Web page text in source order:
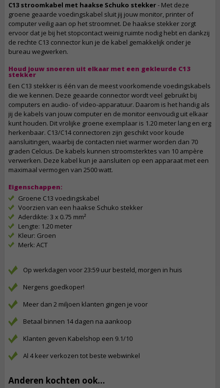
C13 stroomkabel met haakse Schuko stekker- Met deze
groene geaarde voedingskabel sluit jij jouw monitor, printer of
computer veilig aan op het stroomnet. De haakse stekker zorgt
ervoor dat je bij het stopcontact weinig ruimte nodig hebt en dankzij
de rechte C13 connector kun je de kabel gemakkelijk onder je
bureau wegwerken.
Houd jouw snoeren uit elkaar met een gekleurde C13
stekker
Een C13 stekker is één van de meest voorkomende voedingskabels
die we kennen. Deze geaarde connector wordt veel gebruikt bij
computers en audio- of video-apparatuur. Daarom is het handig als
jij de kabels van jouw computer en de monitor eenvoudig uit elkaar
kunt houden. Dit vrolijke groene exemplaar is 1.20 meter lang en erg
herkenbaar. C13/C14 connectoren zijn geschikt voor koude
aansluitingen, waarbij de contacten niet warmer worden dan 70
graden Celcius. De kabels kunnen stroomsterktes van 10 ampère
verwerken. Deze kabel kun je aansluiten op een apparaat met een
maximaal vermogen van 2500 watt.
Eigenschappen:
Groene C13 voedingskabel
Voorzien van een haakse Schuko stekker
Aderdikte: 3 x 0.75 mm²
Lengte: 1.20 meter
Kleur: Groen
Merk: ACT
Op werkdagen voor 23:59 uur besteld, morgen in huis
Nergens goedkoper!
Meer dan 2 miljoen klanten gingen je voor
Betaal binnen 14 dagen na aankoop
Klanten geven Kabelshop een 9.1/10
Al 4 keer verkozen tot beste webwinkel
Anderen kochten ook...